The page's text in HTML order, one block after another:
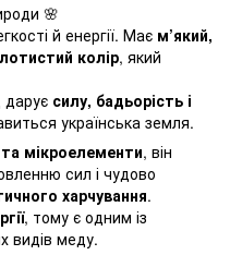
🌸
й енергії. Має м’який,
колір, який
дарує силу, бадьорість і
українська земля.
мікроелементи, він
сил і чудово
харчування.
, тому є одним із
видів меду.